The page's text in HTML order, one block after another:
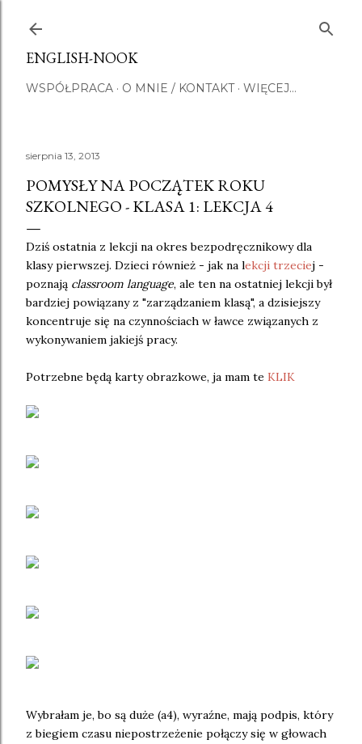
ENGLISH-NOOK
WSPÓŁPRACA O MNIE / KONTAKT WIĘCEJ…
sierpnia 13, 2013
POMYSŁY NA POCZĄTEK ROKU
SZKOLNEGO - KLASA 1: LEKCJA 4
Dziś ostatnia z lekcji na okres bezpodręcznikowy dla
klasy pierwszej. Dzieci również - jak na lekcji trzeciej -
poznają classroom language, ale ten na ostatniej lekcji był
bardziej powiązany z "zarządzaniem klasą", a dzisiejszy
koncentruje się na czynnościach w ławce związanych z
wykonywaniem jakiejś pracy.
Potrzebne będą karty obrazkowe, ja mam te KLIK
Wybrałam je, bo są duże (a4), wyraźne, mają podpis, który
z biegiem czasu niepostrzeżenie połączy się w głowach